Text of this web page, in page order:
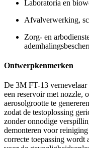
Laboratoria en
Afvalverwerking,
Zorg- en
Ontwerpkenmerken
De 3M FT-13 vernevelaar
een reservoir met nozzle,
aerosolgrootte te
zodat de testoplossing
zonder onnodige
demonteren voor reiniging
correcte toepassing wordt